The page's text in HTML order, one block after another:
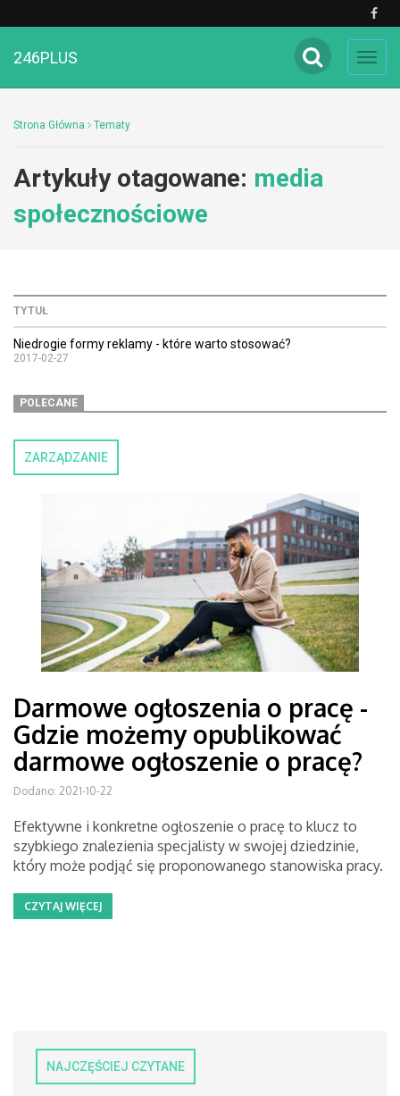
246PLUS
Strona Główna Tematy
Artykuły otagowane: media
społecznościowe
TYTUŁ
Niedrogie formy reklamy - które warto stosować?
2017-02-27
POLECANE
ZARZĄDZANIE
Darmowe ogłoszenia o pracę -
Gdzie możemy opublikować
darmowe ogłoszenie o pracę?
Dodano: 2021-10-22
Efektywne i konkretne ogłoszenie o pracę to klucz to
szybkiego znalezienia specjalisty w swojej dziedzinie,
który może podjąć się proponowanego stanowiska pracy.
CZYTAJ WIĘCEJ
NAJCZĘŚCIEJ CZYTANE